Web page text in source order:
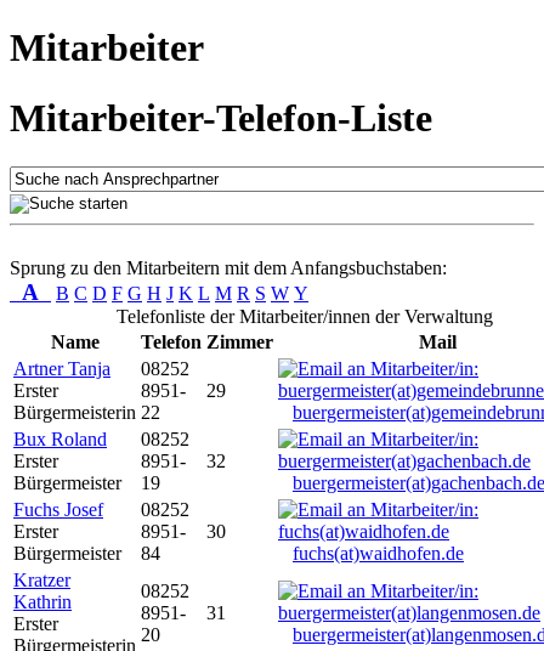
Mitarbeiter
Mitarbeiter-Telefon-Liste
Sprung zu den Mitarbeitern mit dem Anfangsbuchstaben:
A B C D F G H J K L M R S W Y
Telefonliste der Mitarbeiter/innen der Verwaltung
Name
Telefon Zimmer
Mail
Artner Tanja
Erster
Bürgermeisterin
08252
8951-
22
29
Bux Roland
Erster
Bürgermeister
08252
8951-
19
32
buergermeister(at)gachenbach.de
Fuchs Josef
Erster
Bürgermeister
08252
8951-
84
30
fuchs(at)waidhofen.de
Kratzer
Kathrin
Erster
Bürgermeisterin
08252
8951-
20
31